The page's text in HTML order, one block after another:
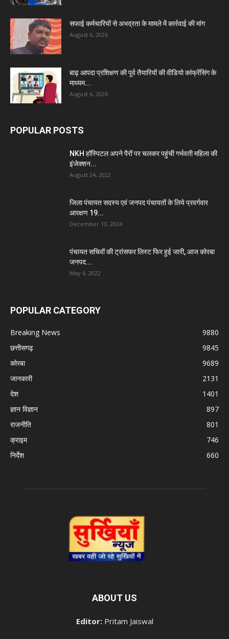
सफाई कर्मचारियों से अभद्रता के मामले में कार्रवाई की मांग
August 6, 2026
बाढ़ आपदा प्रशिक्षण की पूर्व तैयारियों की वीडियो कांफ्रेंसिंग के
माध्यम...
August 6, 2026
POPULAR POSTS
NKH हॉस्पिटल अपने पैरों पर चलकर पहुंची गर्भवती महिला की
इंजेक्शन...
August 24, 2022
जिला पंचायत सदस्य एवं जनपद पंचायतों के लिये प्रवर्गवार
आरक्षण 19...
December 13, 2024
पंचायत सचिवों की ट्रांसफर लिस्ट फिर हुई जारी, आज कोरबा
जनपद...
May 6, 2022
POPULAR CATEGORY
Breaking News
9880
छत्तीसगढ़
9845
कोरबा
9689
जानकारी
2131
देश
1401
ज्ञान विज्ञान
897
राजनीति
801
क्राइम
746
निर्देश
660
ABOUT US
Editor:Pritam Jaiswal